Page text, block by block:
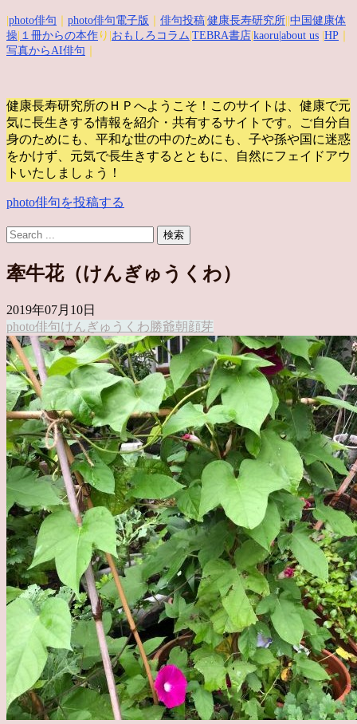
photo俳句 photo俳句電子版 俳句投稿 健康長寿研究所 中国健康体
操 １冊からの本作 り| おもしろコラム TEBRA書店 kaoru |about us HP
写真からAI俳句
健康長寿研究所のＨＰへようこそ！このサイトは、健康で元
気に長生きする情報を紹介・共有するサイトです。
ご自分自
身のためにも、平和な世の中のためにも、子や孫や国に迷惑
をかけず、元気で長生きするとともに、自然にフェイドアウ
トいたしましょう！
photo俳句を投稿する
牽牛花（けんぎゅうくわ）
2019年07月10日
photo俳句けんぎゅうくわ 勝爺朝顔芽